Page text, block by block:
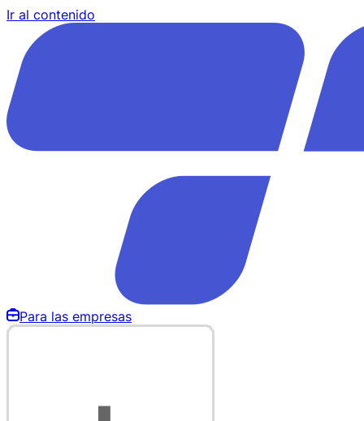
Ir al contenido
Para las empresas